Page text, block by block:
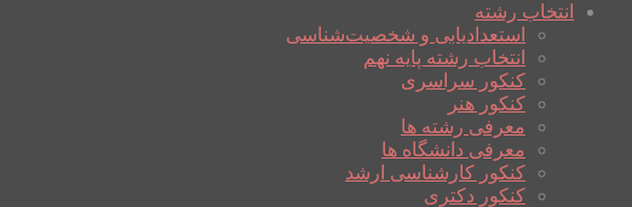
انتخاب رشته
استعدادیابی و شخصیت‌شناسی
انتخاب رشته پایه نهم
کنکور سراسری
کنکور هنر
معرفی رشته ها
معرفی دانشگاه ها
کنکور کارشناسی ارشد
کنکور دکتری